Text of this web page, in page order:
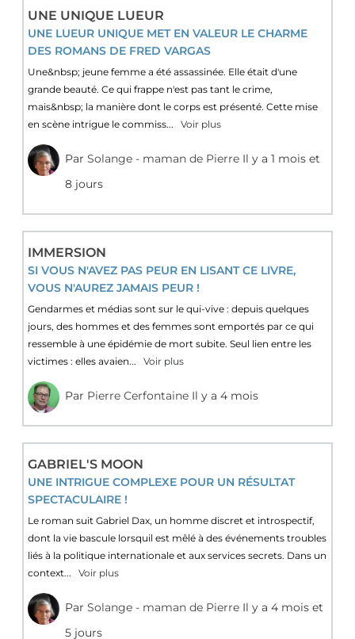
UNE UNIQUE LUEUR
UNE LUEUR UNIQUE MET EN VALEUR LE CHARME
DES ROMANS DE FRED VARGAS
Une&nbsp; jeune femme a été assassinée. Elle était d'une
grande beauté. Ce qui frappe n'est pas tant le crime,
mais&nbsp; la manière dont le corps est présenté. Cette mise
en scène intrigue le commiss...
Voir plus
ParSolange - maman de Pierre Il y a 1 mois et
8 jours
IMMERSION
SI VOUS N'AVEZ PAS PEUR EN LISANT CE LIVRE,
VOUS N'AUREZ JAMAIS PEUR !
Gendarmes et médias sont sur le qui-vive : depuis quelques
jours, des hommes et des femmes sont emportés par ce qui
ressemble à une épidémie de mort subite. Seul lien entre les
victimes : elles avaien...
Voir plus
Par Pierre Cerfontaine Il y a 4 mois
GABRIEL'S MOON
UNE INTRIGUE COMPLEXE POUR UN RÉSULTAT
SPECTACULAIRE !
Le roman suit Gabriel Dax, un homme discret et introspectif,
dont la vie bascule lorsquil est mêlé à des événements troubles
liés à la politique internationale et aux services secrets. Dans un
context...
Voir plus
ParSolange - maman de Pierre Il y a 4 mois et
5 jours